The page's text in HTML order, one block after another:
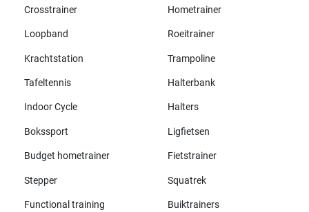
Crosstrainer
Hometrainer
Loopband Roeitrainer
Krachtstation Trampoline
Tafeltennis Halterbank
Indoor Cycle Halters
Bokssport Ligfietsen
Budget hometrainer Fietstrainer
Stepper Squatrek
Functional training Buiktrainers